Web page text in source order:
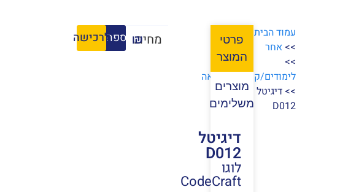
עמוד הבית
>> אחר
>>
לימודים/קורסים/הוראה
>> דיגיטל
D012
פרטי
המוצר
מוצרים
משלימים
דיגיטל
D012
לוגו
CodeCraft
מחיר:
₪הוספה לסל
לרכישה